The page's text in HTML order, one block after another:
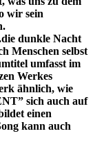
wir sein
dunkle Nacht
Menschen selbst
umfasst im
Werkes
ähnlich, wie
sich auch auf
einen
kann auch